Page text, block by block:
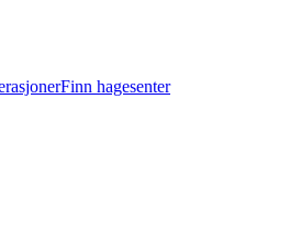
Finn hagesenter